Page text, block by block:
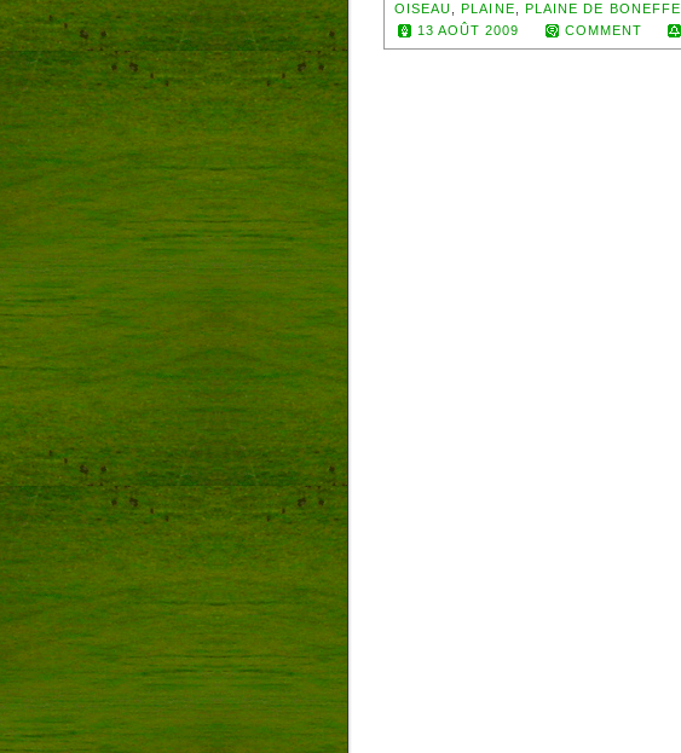
OISEAU ,PLAINE
PLAINE DE BONEFFE
13 AOÛT 2009
COMMENT